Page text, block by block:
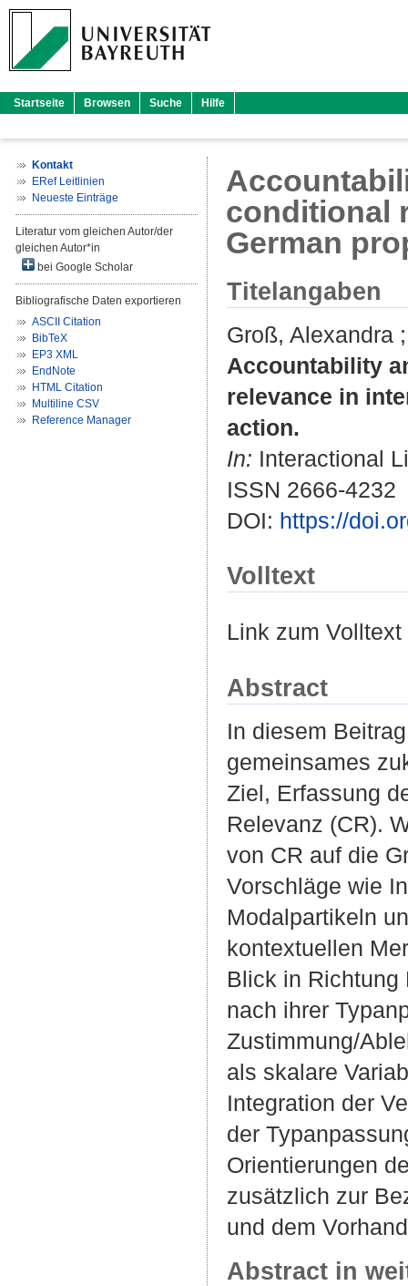
Startseite Browsen Suche Hilfe
Kontakt
ERef Leitlinien
Neueste Einträge
Literatur vom gleichen Autor/der
gleichen Autor*in
bei Google Scholar
Bibliografische Daten exportieren
ASCII Citation
BibTeX
EP3 XML
EndNote
HTML Citation
Multiline CSV
Reference Manager
conditional
German
Titelangaben
Groß, Alexandra
Accountability
relevance in
action.
In: Interactional
ISSN 2666-4232
DOI: https://
Volltext
Link zum
Abstract
In diesem
gemeinsames
Ziel, Erfassung
Relevanz (CR).
von CR auf die
Vorschläge wie
Modalpartikeln
kontextuellen
Blick in Richtung
nach ihrer
Zustimmung/
als skalare
Integration der
der
Orientierungen
zusätzlich zur
und dem
Abstract in